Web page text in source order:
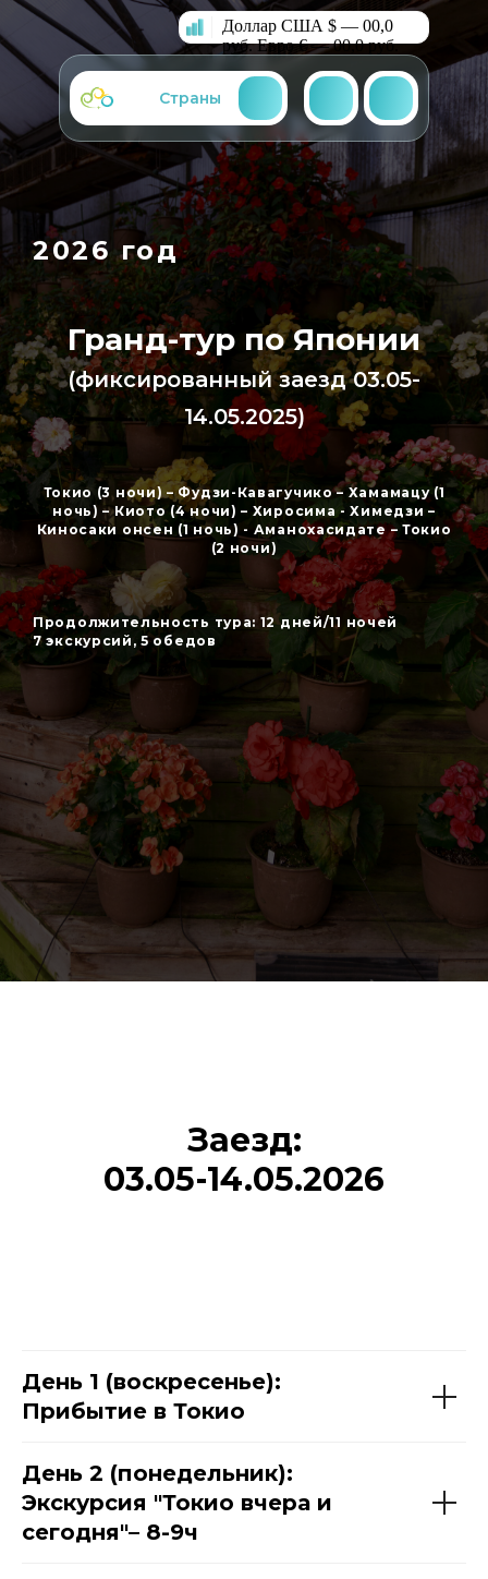
Доллар США $ — 00,0
руб. Евро € — 00,0 руб.
Страны
2026 год
Гранд-тур по Японии
(фиксированный заезд 03.05-
14.05.2025)
Токио (3 ночи) – Фудзи-Кавагучико – Хамамацу (1
ночь) – Киото (4 ночи) – Хиросима - Химедзи –
Киносаки онсен (1 ночь) - Аманохасидате – Токио
(2 ночи)
Продолжительность тура: 12 дней/11 ночей
7 экскурсий, 5 обедов
Заезд:
03.05-14.05.2026
День 1 (воскресенье):
Прибытие в Токио
День 2 (понедельник):
Экскурсия "Токио вчера и
сегодня"– 8-9ч